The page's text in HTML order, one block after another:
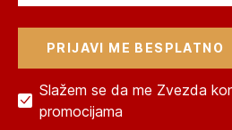
Slažem se da me Zvezda
promocijama